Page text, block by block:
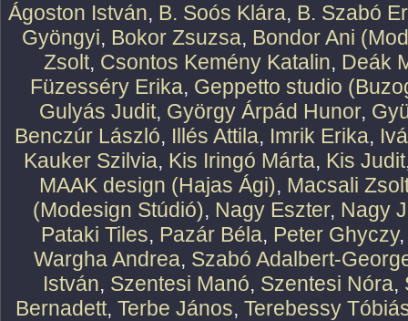
Ágoston István, B. Soós Klára, B. Szabó
Gyöngyi, Bokor Zsuzsa, Bondor Ani
Zsolt, Csontos Kemény Katalin, Deák
Füzesséry Erika, Geppetto studio
Gulyás Judit, György Árpád Hunor,
Benczúr László, Illés Attila, Imrik Erika,
Kauker Szilvia, Kis Iringó Márta, Kis Judit
MAAK design (Hajas Ági), Macsali
(Modesign Stúdió), Nagy Eszter, Nagy
Pataki Tiles, Pazár Béla, Peter Ghyczy
Wargha Andrea, Szabó Adalbert-
István, Szentesi Manó, Szentesi Nóra,
Bernadett, Terbe János, Terebessy